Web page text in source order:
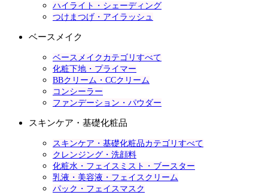
ハイライト・シェーディング
つけまつげ・アイラッシュ
ベースメイク
ベースメイクカテゴリすべて
化粧下地・プライマー
BBクリーム・CCクリーム
コンシーラー
ファンデーション・パウダー
スキンケア・基礎化粧品
スキンケア・基礎化粧品カテゴリすべて
クレンジング・洗顔料
化粧水・フェイスミスト・ブースター
乳液・美容液・フェイスクリーム
パック・フェイスマスク